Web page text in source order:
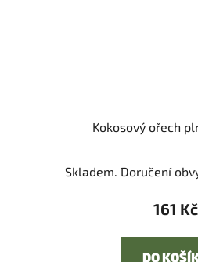
Kokosový ořech
Skladem. Doručení
161 Kč
DO